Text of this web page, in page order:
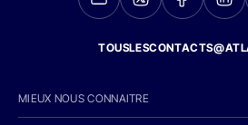
MIEUX NOUS CONNAITRE